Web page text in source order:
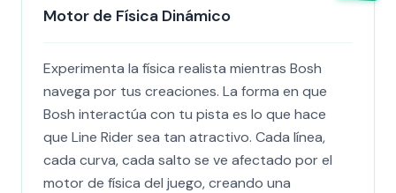
Motor de Física Dinámico
Experimenta la física realista mientras Bosh
navega por tus creaciones. La forma en que
Bosh interactúa con tu pista es lo que hace
que Line Rider sea tan atractivo. Cada línea,
cada curva, cada salto se ve afectado por el
motor de física del juego, creando una